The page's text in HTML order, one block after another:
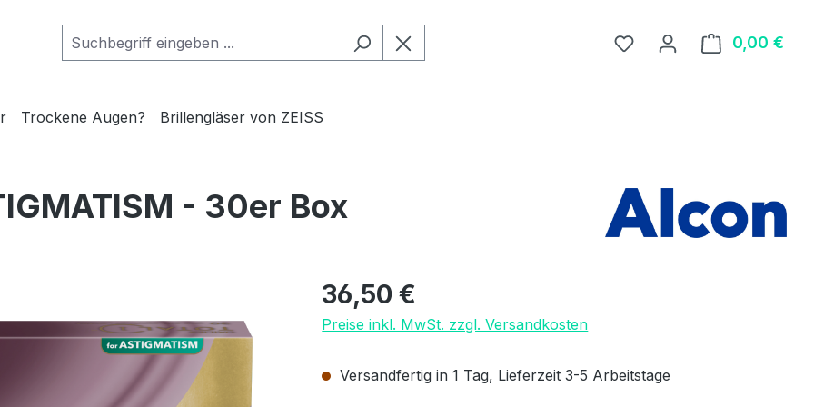
0,00 €
Trockene Augen? Brillengläser von ZEISS
- 30er Box
Regulärer Preis:
36,50 €
Preise inkl. MwSt. zzgl. Versandkosten
Versandfertig in 1 Tag, Lieferzeit 3-5 Arbeitstage